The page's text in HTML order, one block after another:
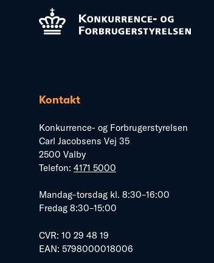
Kontakt
Konkurrence- og Forbrugerstyrelsen
Carl Jacobsens Vej 35
2500 Valby
Telefon: 4171 5000
Mandag–torsdag kl. 8:30–16:00
Fredag 8:30–15:00
CVR: 10 29 48 19
EAN: 5798000018006